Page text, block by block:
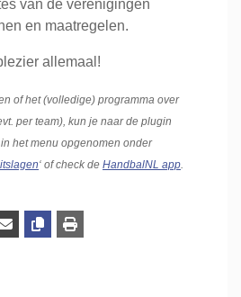
van de verenigingen
en maatregelen.
allemaal!
of het (volledige) programma over
per team), kun je naar de plugin
het menu opgenomen onder
‘ of check de HandbalNL app.